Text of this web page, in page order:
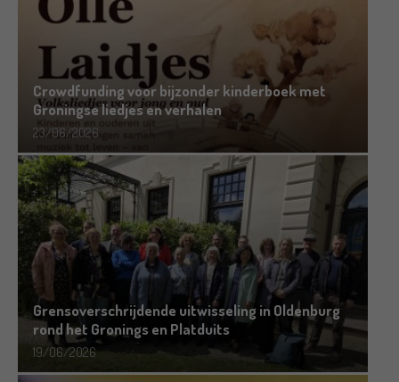
Crowdfunding voor bijzonder kinderboek met
Groningse liedjes en verhalen
23/06/2026
Grensoverschrijdende uitwisseling in Oldenburg
rond het Gronings en Platduits
19/06/2026